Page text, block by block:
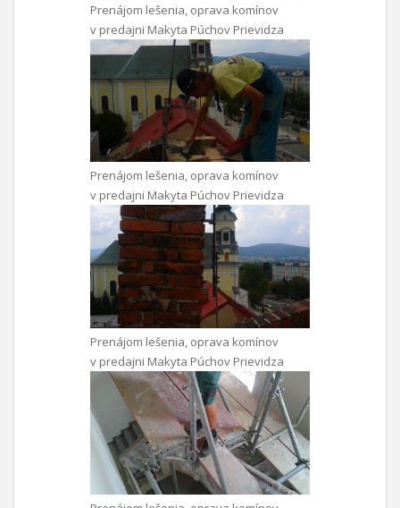
Prenájom lešenia, oprava komínov
v predajni Makyta Púchov Prievidza
Prenájom lešenia, oprava komínov
v predajni Makyta Púchov Prievidza
Prenájom lešenia, oprava komínov
v predajni Makyta Púchov Prievidza